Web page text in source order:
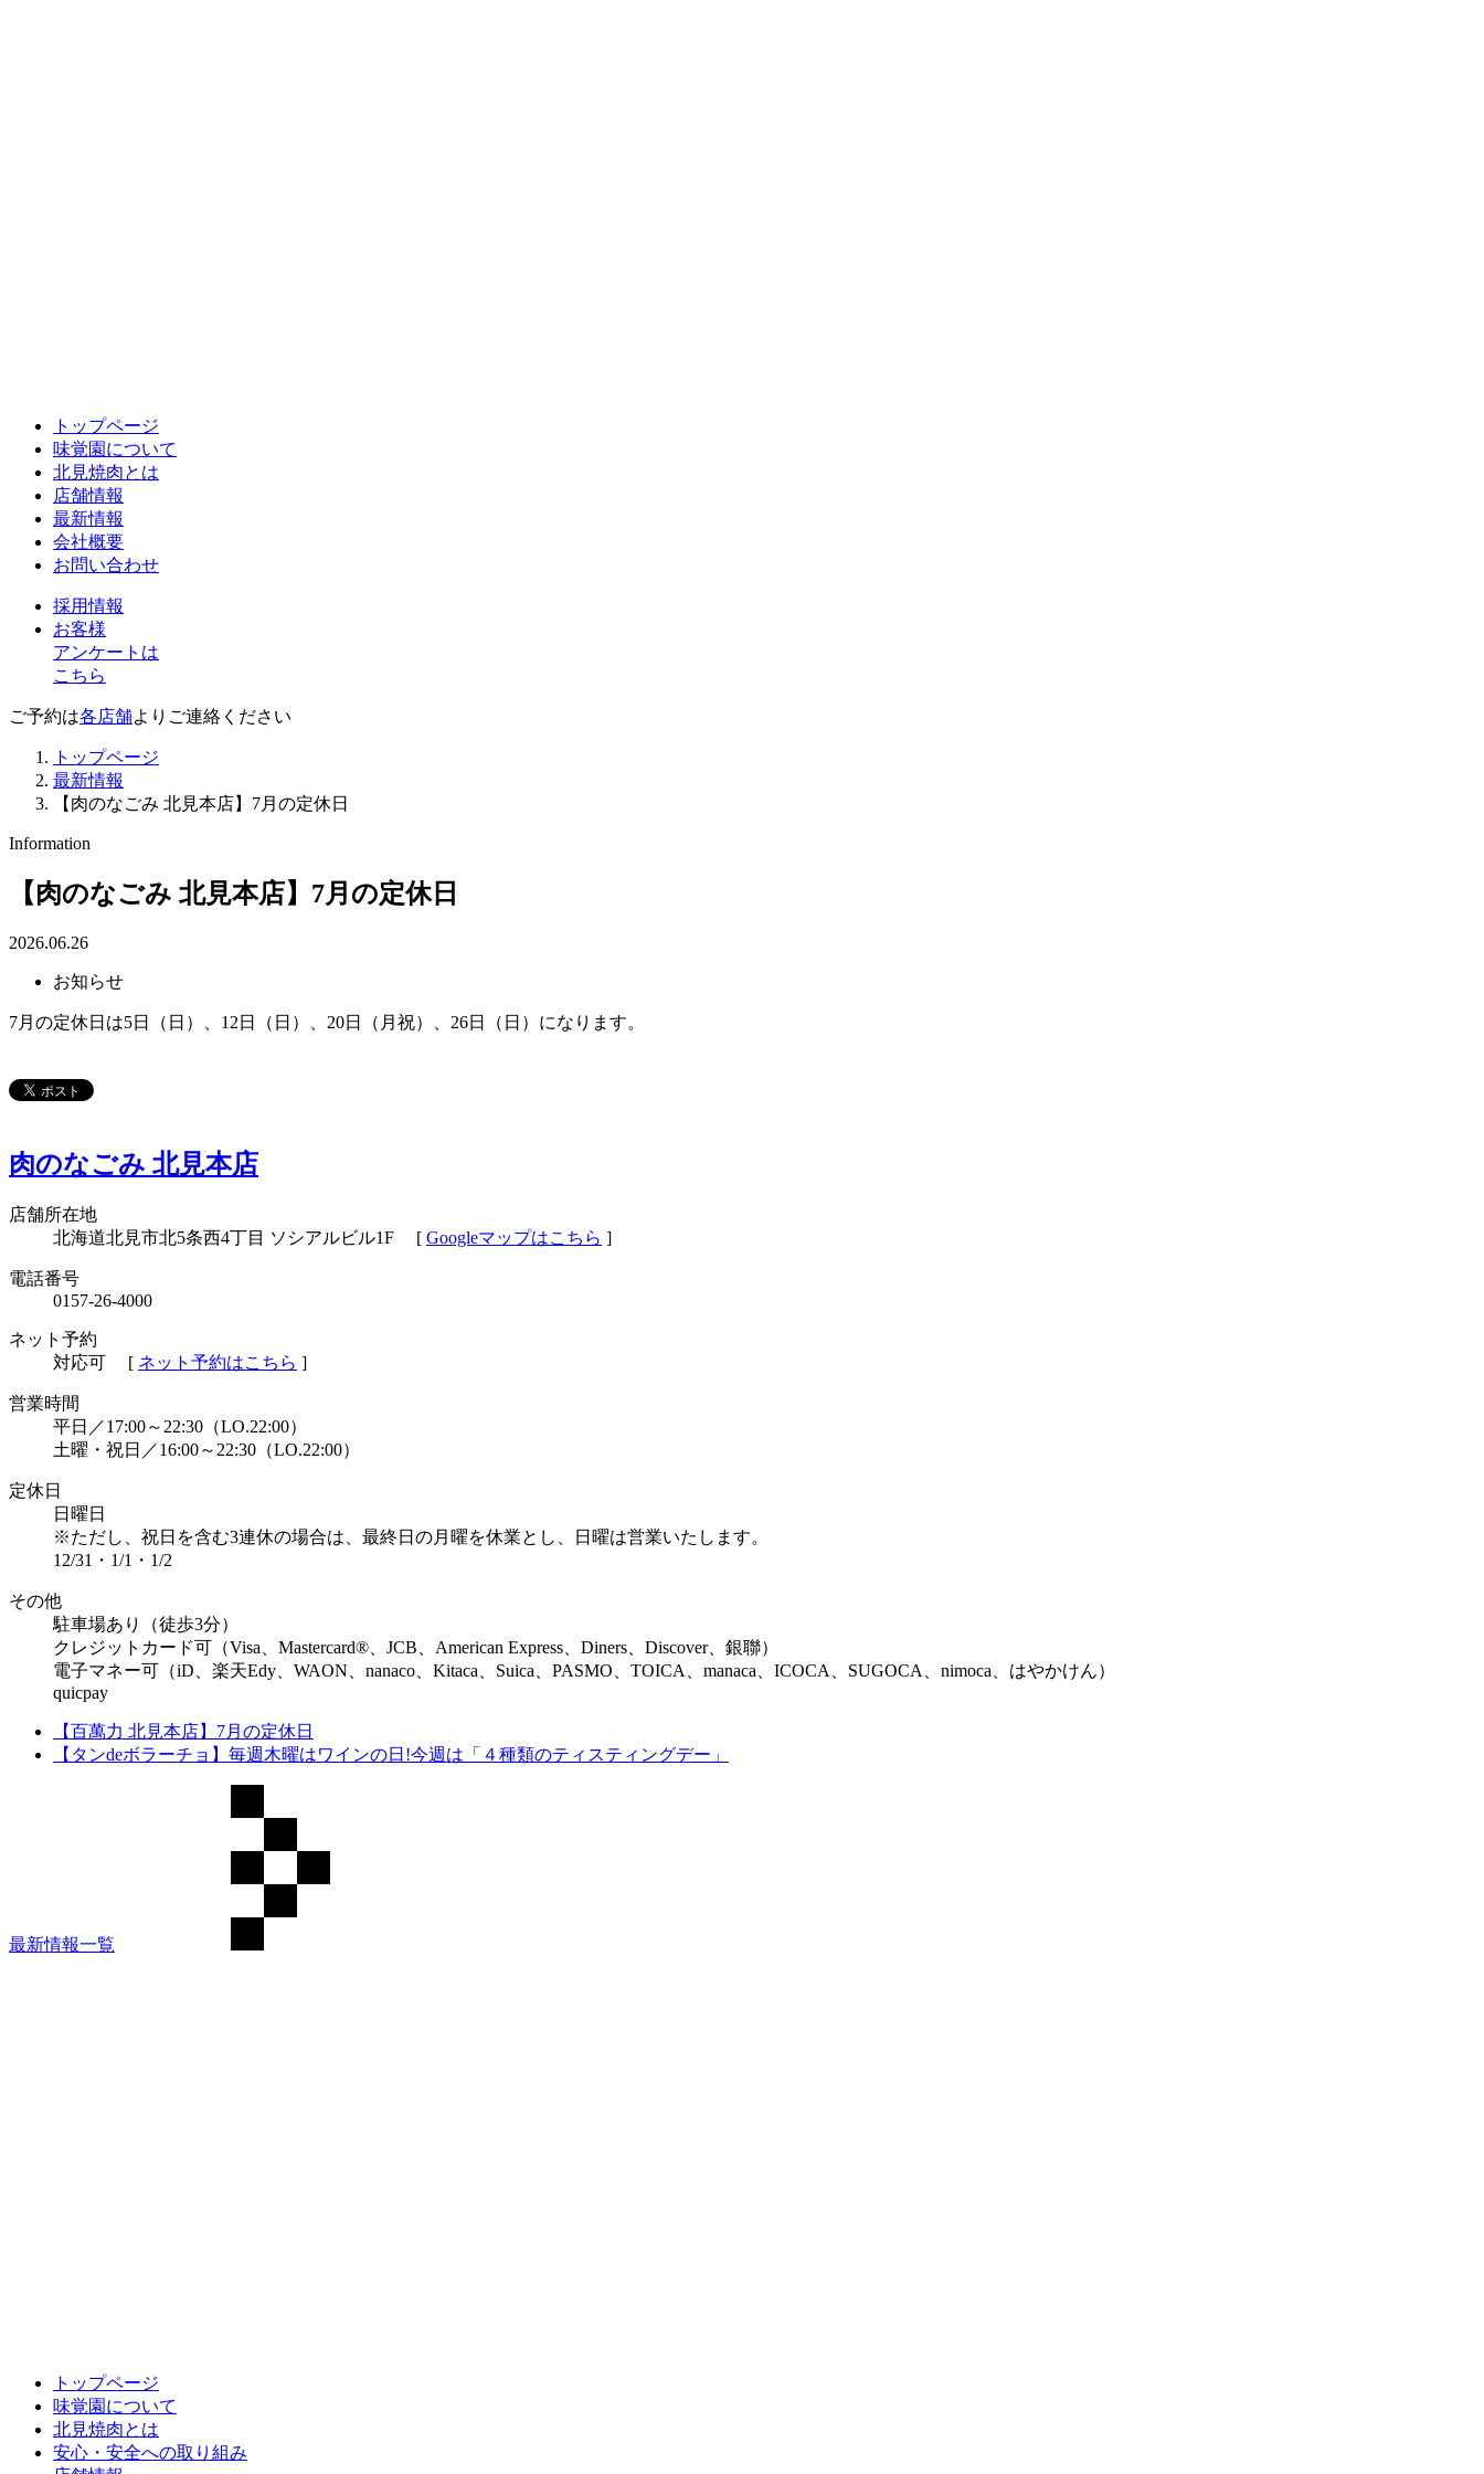
トップページ
味覚園について
北見焼肉とは
店舗情報
最新情報
会社概要
お問い合わせ
採用情報
お客様
アンケートは
こちら
ご予約は各店舗よりご連絡ください
トップページ
最新情報
【肉のなごみ 北見本店】7月の定休日
Information
【肉のなごみ 北見本店】7月の定休日
2026.06.26
お知らせ
7月の定休日は5日（日）、12日（日）、20日（月祝）、26日（日）になります。
肉のなごみ 北見本店
店舗所在地
北海道北見市北5条西4丁目 ソシアルビル1F
[ Googleマップはこちら ]
電話番号
0157-26-4000
ネット予約
対応可
[ ネット予約はこちら ]
営業時間
平日／17:00～22:30（LO.22:00）
土曜・祝日／16:00～22:30（LO.22:00）
定休⽇
日曜日
※ただし、祝日を含む3連休の場合は、最終日の月曜を休業とし、日曜は営業いたします。
12/31・1/1・1/2
その他
駐車場あり（徒歩3分）
クレジットカード可（Visa、Mastercard®、JCB、American Express、Diners、Discover、銀聯）
電子マネー可（iD、楽天Edy、WAON、nanaco、Kitaca、Suica、PASMO、TOICA、manaca、ICOCA、SUGOCA、nimoca、はやかけん）
quicpay
【百萬力 北見本店】7月の定休日
【タンdeボラーチョ】毎週木曜はワインの日!今週は「４種類のティスティングデー」
最新情報一覧
トップページ
味覚園について
北見焼肉とは
安心・安全への取り組み